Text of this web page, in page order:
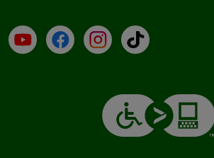
YouTube (en inglés)
Facebook (en inglés)
Instagram (en inglés)
TikTok